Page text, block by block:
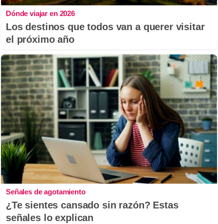
Dónde viajar en 2026
Los destinos que todos van a querer visitar
el próximo año
Señales de agotamiento
¿Te sientes cansado sin razón? Estas
señales lo explican